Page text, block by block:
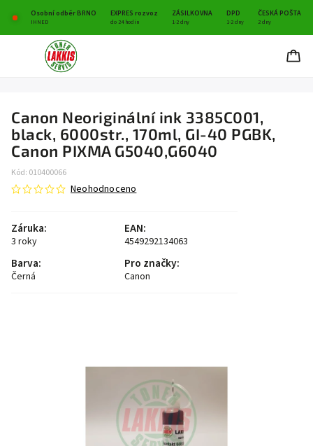
Osobní odběr BRNO EXPRES rozvoz ZÁSILKOVNA DPD ČESKÁ POŠTA
IHNED do 24 hodin 1-2 dny 1-2 dny 2 dny
Canon Neoriginální ink 3385C001,
black, 6000str., 170ml, GI-40 PGBK,
Canon PIXMA G5040,G6040
Kód: 010400066
Neohodnoceno
Záruka:
3 roky
EAN:
4549292134063
Barva:
Černá
Pro značky:
Canon